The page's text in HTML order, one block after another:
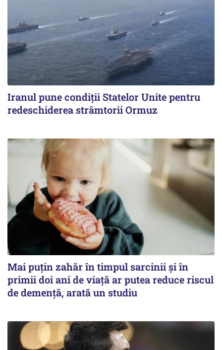
Iranul pune condiții Statelor Unite pentru
redeschiderea strâmtorii Ormuz
Mai puțin zahăr în timpul sarcinii și în
primii doi ani de viață ar putea reduce riscul
de demență, arată un studiu